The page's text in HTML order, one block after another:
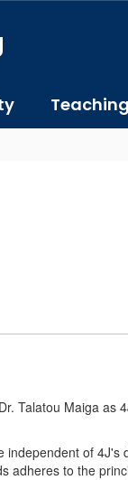
Talatou Maiga as
of
adheres to the